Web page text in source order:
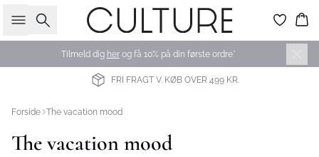
Søg
Tilmeld dig herog få 10% på din første ordre*
FRI FRAGT V. KØB OVER 499 KR.
Forside The vacation mood
The vacation mood